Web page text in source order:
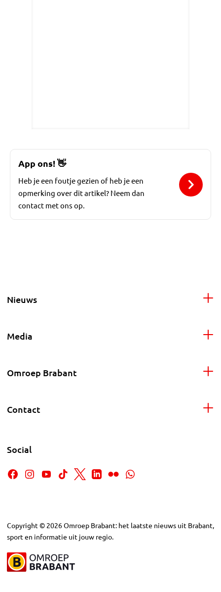
App ons!👋
Heb je een foutje gezien of heb je een
opmerking over dit artikel? Neem dan
contact met ons op.
Nieuws
Media
Omroep Brabant
Contact
Social
Copyright © 2026Omroep Brabant: het laatste nieuws uit Brabant,
sport en informatie uit jouw regio.